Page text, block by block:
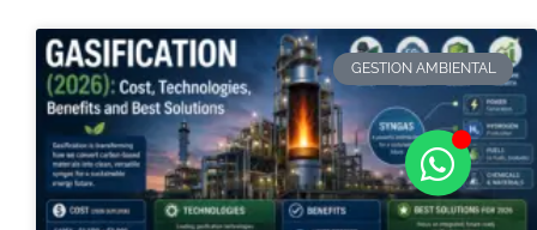
GESTION AMBIENTAL